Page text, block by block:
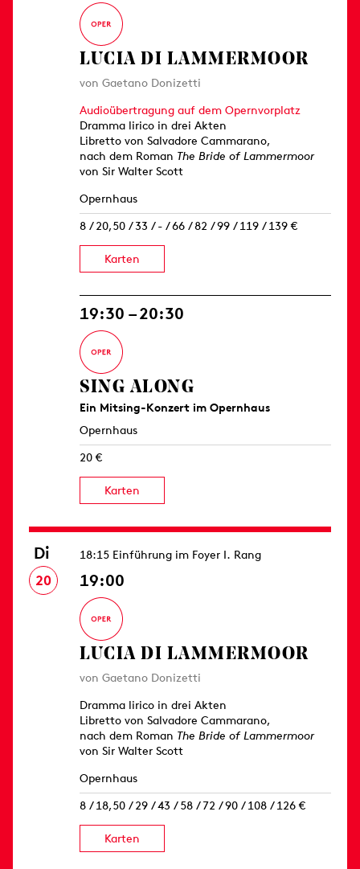
LUCIA DI LAMMERMOOR
von Gaetano Donizetti
Audioübertragung auf dem Opernvorplatz
Dramma lirico in drei Akten
Libretto von Salvadore Cammarano,
nach dem Roman The Bride of Lammermoor
von Sir Walter Scott
Opernhaus
8 / 20,50 / 33 / - / 66 / 82 / 99 / 119 / 139 €
Karten
19:30 – 20:30
SING ALONG
Ein Mitsing-Konzert im Opernhaus
Opernhaus
20 €
Karten
Di
20
18:15 Einführung im Foyer I. Rang
19:00
LUCIA DI LAMMERMOOR
von Gaetano Donizetti
Dramma lirico in drei Akten
Libretto von Salvadore Cammarano,
nach dem Roman The Bride of Lammermoor
von Sir Walter Scott
Opernhaus
8 / 18,50 / 29 / 43 / 58 / 72 / 90 / 108 / 126 €
Karten